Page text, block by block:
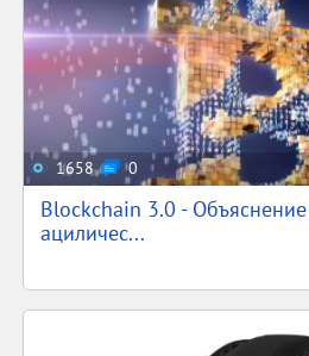
1658 0
Blockchain 3.0 -
ациличес...